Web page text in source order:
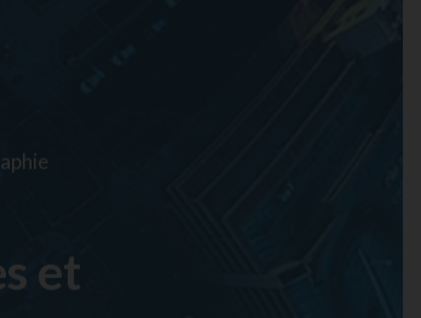
et